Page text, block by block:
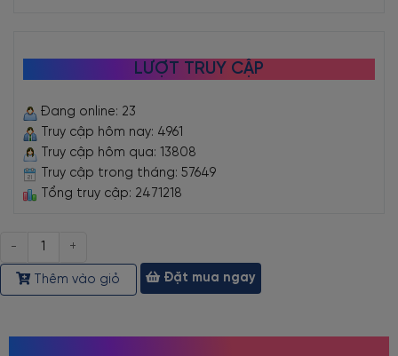
LƯỢT TRUY CẬP
Đang online: 23
Truy cập hôm nay: 4961
Truy cập hôm qua: 13808
Truy cập trong tháng: 57649
Tổng truy cập: 2471218
Số
lượng
Thêm vào giỏ
Đặt mua ngay